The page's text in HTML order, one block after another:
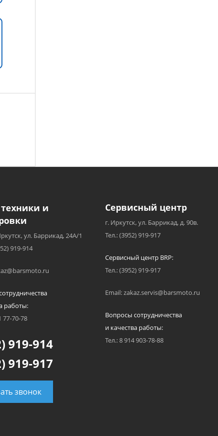
и
ул. Баррикад, 24А/1
919-914
работы:
77-70-78
919-914
919-917
звонок
Сервисный центр
г. Иркутск, ул. Баррикад, д. 90в.
Тел.: (3952) 919-917
Сервисный центр BRP:
Тел.: (3952) 919-917
Email: zakaz.servis@barsmoto.ru
Вопросы сотрудничества
и качества работы:
Тел.: 8 914 903-78-88